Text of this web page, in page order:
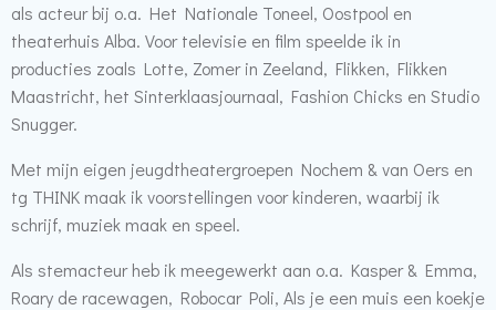
als acteur bij o.a. Het Nationale Toneel, Oostpool en
theaterhuis Alba. Voor televisie en film speelde ik in
producties zoals Lotte, Zomer in Zeeland, Flikken, Flikken
Maastricht, het Sinterklaasjournaal, Fashion Chicks en Studio
Snugger.
Met mijn eigen jeugdtheatergroepen Nochem & van Oers en
tg THINK maak ik voorstellingen voor kinderen, waarbij ik
schrijf, muziek maak en speel.
Als stemacteur heb ik meegewerkt aan o.a. Kasper & Emma,
Roary de racewagen, Robocar Poli, Als je een muis een koekje